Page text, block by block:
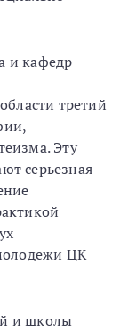
и кафедр
третий
Эту
серьезная
ЦК
и школы